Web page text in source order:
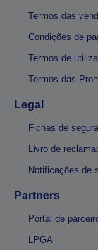
Termos das
Condições de
Termos de
Termos das
Legal
Fichas de
Livro de
Notificações de
Partners
Portal de
LPGA